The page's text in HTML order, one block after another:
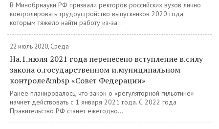
В Минобрнауки РФ призвали ректоров российских вузов лично
контролировать трудоустройство выпускников 2020 года,
которым тяжело найти работу из-за...
22 июль 2020, Среда
На.1.июля 2021 года перенесено вступление в.силу
закона о.государственном и.муниципальном
контроле&nbsp «Совет Федерации»
Ранее планировалось, что закон о «регуляторной гильотине»
начнет действовать с 1 января 2021 года. С 2022 года
Правительство РФ станет ежегодно...